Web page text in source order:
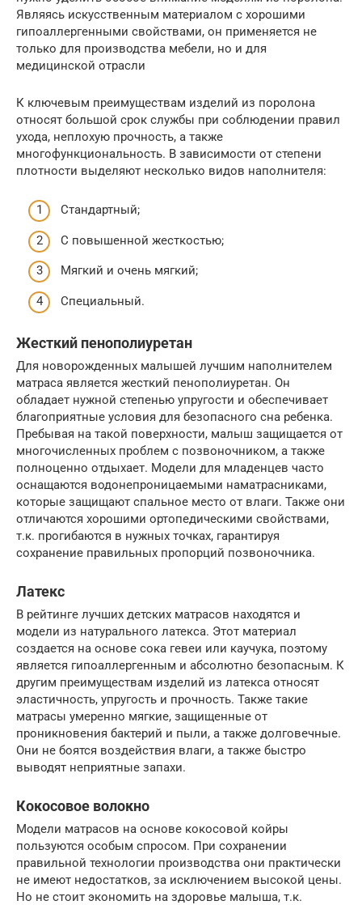
Являясь искусственным материалом с хорошими
гипоаллергенными свойствами, он применяется не
только для производства мебели, но и для
медицинской отрасли
К ключевым преимуществам изделий из поролона
относят большой срок службы при соблюдении правил
ухода, неплохую прочность, а также
многофункциональность. В зависимости от степени
плотности выделяют несколько видов наполнителя:
Стандартный;
С повышенной жесткостью;
Мягкий и очень мягкий;
Специальный.
Жесткий пенополиуретан
Для новорожденных малышей лучшим наполнителем
матраса является жесткий пенополиуретан. Он
обладает нужной степенью упругости и обеспечивает
благоприятные условия для безопасного сна ребенка.
Пребывая на такой поверхности, малыш защищается от
многочисленных проблем с позвоночником, а также
полноценно отдыхает. Модели для младенцев часто
оснащаются водонепроницаемыми наматрасниками,
которые защищают спальное место от влаги. Также они
отличаются хорошими ортопедическими свойствами,
т.к. прогибаются в нужных точках, гарантируя
сохранение правильных пропорций позвоночника.
Латекс
В рейтинге лучших детских матрасов находятся и
модели из натурального латекса. Этот материал
создается на основе сока гевеи или каучука, поэтому
является гипоаллергенным и абсолютно безопасным. К
другим преимуществам изделий из латекса относят
эластичность, упругость и прочность. Также такие
матрасы умеренно мягкие, защищенные от
проникновения бактерий и пыли, а также долговечные.
Они не боятся воздействия влаги, а также быстро
выводят неприятные запахи.
Кокосовое волокно
Модели матрасов на основе кокосовой койры
пользуются особым спросом. При сохранении
правильной технологии производства они практически
не имеют недостатков, за исключением высокой цены.
Но не стоит экономить на здоровье малыша, т.к.